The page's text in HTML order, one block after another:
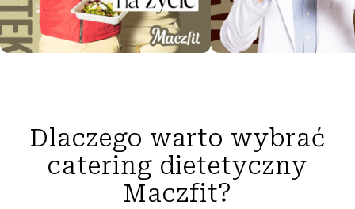
Dlaczego warto wybrać
catering dietetyczny
Maczfit?